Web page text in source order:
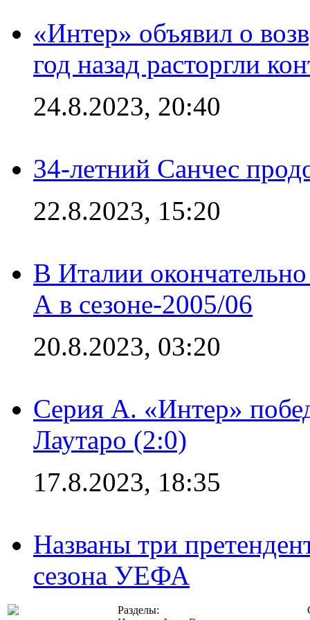
«Интер» объявил о
год назад расторгли
24.8.2023, 20:40
34-летний Санчес
22.8.2023, 15:20
В Италии
А в сезоне-2005/06
20.8.2023, 03:20
Серия А. «Интер»
Лаутаро (2:0)
17.8.2023, 18:35
Названы три
сезона УЕФА
Разделы: